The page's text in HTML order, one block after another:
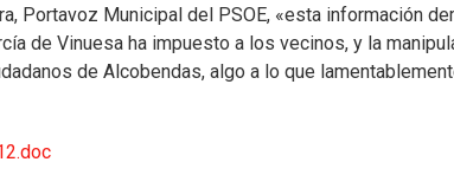
Portavoz Municipal del PSOE, «esta información
de Vinuesa ha impuesto a los vecinos, y la
de Alcobendas, algo a lo que